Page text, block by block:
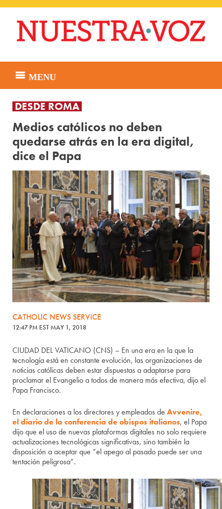
content
MENU
DESDE ROMA
Medios católicos no deben
quedarse atrás en la era digital,
dice el Papa
CATHOLIC NEWS SERVICE
12:47 PM EST MAY 1, 2018
CIUDAD DEL VATICANO (CNS) – En una era en la que la
tecnología está en constante evolución, las organizaciones de
noticias católicas deben estar dispuestas a adaptarse para
proclamar el Evangelio a todos de manera más efectiva, dijo el
Papa Francisco.
En declaraciones a los directores y empleados deAvvenire,
el diario de la conferencia de obispos italianos, el Papa
dijo que el uso de nuevas plataformas digitales no solo requiere
actualizaciones tecnológicas significativas, sino también la
disposición a aceptar que “el apego al pasado puede ser una
tentación peligrosa”.